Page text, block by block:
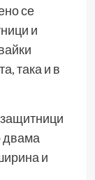
се
и
така и в
двама
и